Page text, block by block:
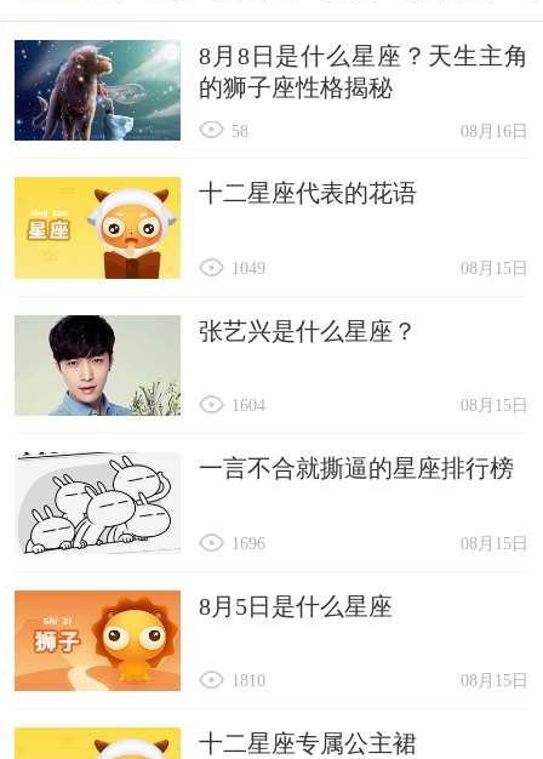
8月8日是什么星座？天生主角
的狮子座性格揭秘
08月16日
58
十二星座代表的花语
08月15日
1049
张艺兴是什么星座？
08月15日
1604
一言不合就撕逼的星座排行榜
08月15日
1696
8月5日是什么星座
08月15日
1810
十二星座专属公主裙